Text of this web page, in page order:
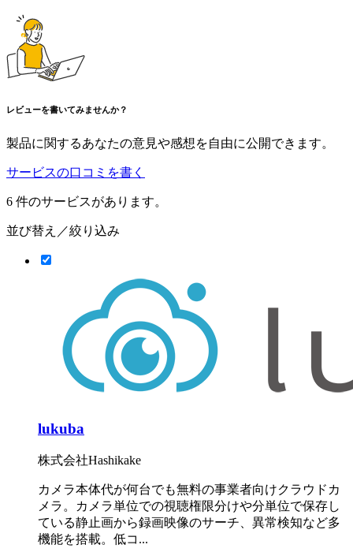
レビューを書いてみませんか？
製品に関するあなたの意見や感想を自由に公開できます。
サービスの口コミを書く
6 件のサービスがあります。
並び替え／絞り込み
lukuba
株式会社Hashikake
カメラ本体代が何台でも無料の事業者向けクラウドカ
メラ。カメラ単位での視聴権限分けや分単位で保存し
ている静止画から録画映像のサーチ、異常検知など多
機能を搭載。低コ...